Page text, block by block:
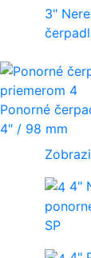
3"
Ponorné
4" / 98 mm
4"
SP